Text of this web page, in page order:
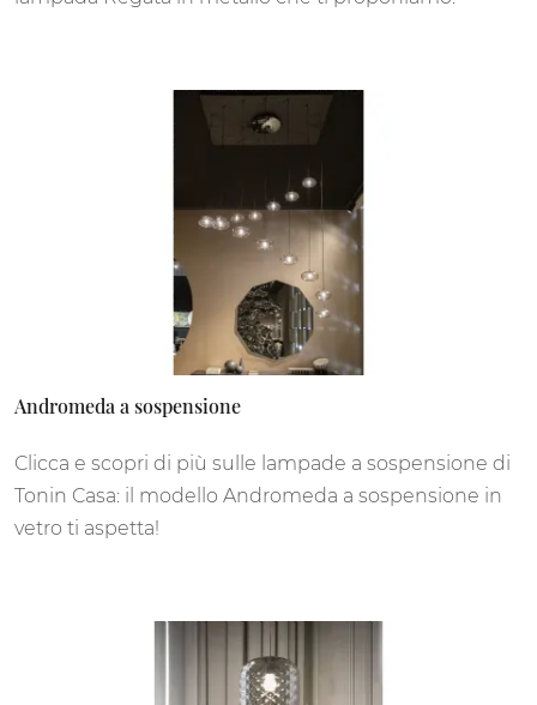
Andromeda a sospensione
Clicca e scopri di più sulle lampade a sospensione di
Tonin Casa: il modello Andromeda a sospensione in
vetro ti aspetta!